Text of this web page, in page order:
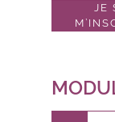
JE